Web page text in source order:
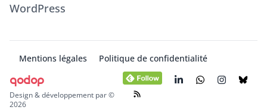
WordPress
Mentions légales Politique de confidentialité
qodop
Design & développement par ©
2026